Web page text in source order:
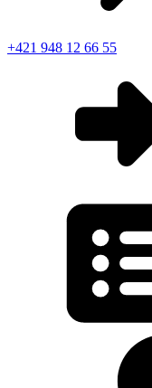
+421 948 12 66 55